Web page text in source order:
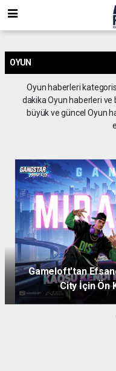
OYUN
Oyun haberleri
dakika Oyun haberleri ve
büyük ve güncel Oyun
Gameloft'tan
City İçin Ön